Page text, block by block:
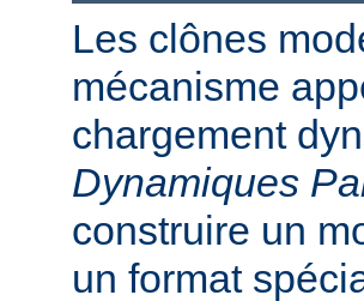
Les clônes
mécanisme
chargement
Dynamiques
construire un
un format